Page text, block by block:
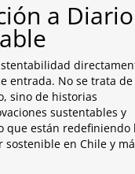
a Diario
entrada. No se trata de
sino de historias
sustentables y
que están redefiniendo
sostenible en Chile y